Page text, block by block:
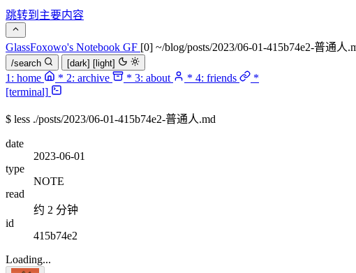
跳转到主要内容
GlassFoxowo's Notebook GF [0] ~/blog/posts/2023/06-01-415b74e2-普通人
/search [dark] [light]
1: home * 2: archive * 3: about * 4: friends
*
[terminal]
$ less ./posts/2023/06-01-415b74e2-普通人.md
date
2023-06-01
type
NOTE
read
约 2 分钟
id
415b74e2
Loading...